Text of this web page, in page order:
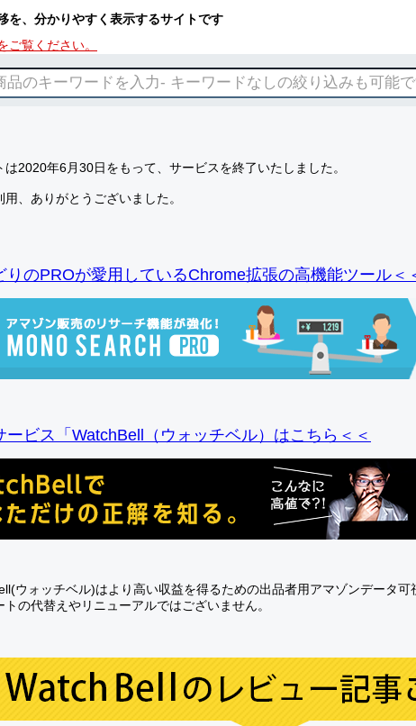
を、分かりやすく表示するサイトです
ご覧ください。
は2020年6月30日をもって、サービスを終了いたしました。
、ありがとうございました。
りのPROが愛用しているChrome拡張の高機能ツール＜
ービス「WatchBell（ウォッチベル）はこちら＜＜
ウォッチベル)はより高い収益を得るための出品者用アマゾンデータ可
の代替えやリニューアルではございません。